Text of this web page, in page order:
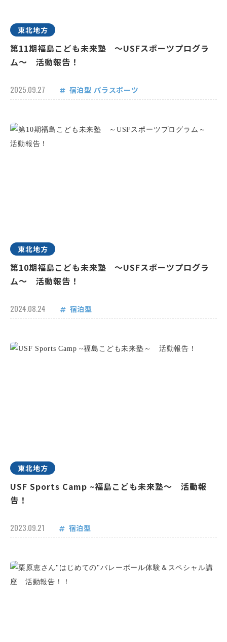
東北地方
第11期福島こども未来塾 ～USFスポーツプログラ
ム～ 活動報告！
2025.09.27 宿泊型 パラスポーツ
東北地方
第10期福島こども未来塾 ～USFスポーツプログラ
ム～ 活動報告！
2024.08.24 宿泊型
東北地方
USF Sports Camp ~福島こども未来塾～ 活動報
告！
2023.09.21 宿泊型